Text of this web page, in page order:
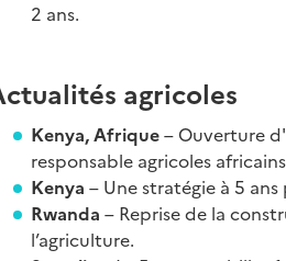
2 ans.
agricoles
Kenya, Afrique– Ouverture
responsable agricoles
Kenya – Une stratégie à 5 ans
Rwanda – Reprise de la
l’agriculture.